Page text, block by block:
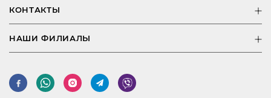
КОНТАКТЫ
НАШИ ФИЛИАЛЫ